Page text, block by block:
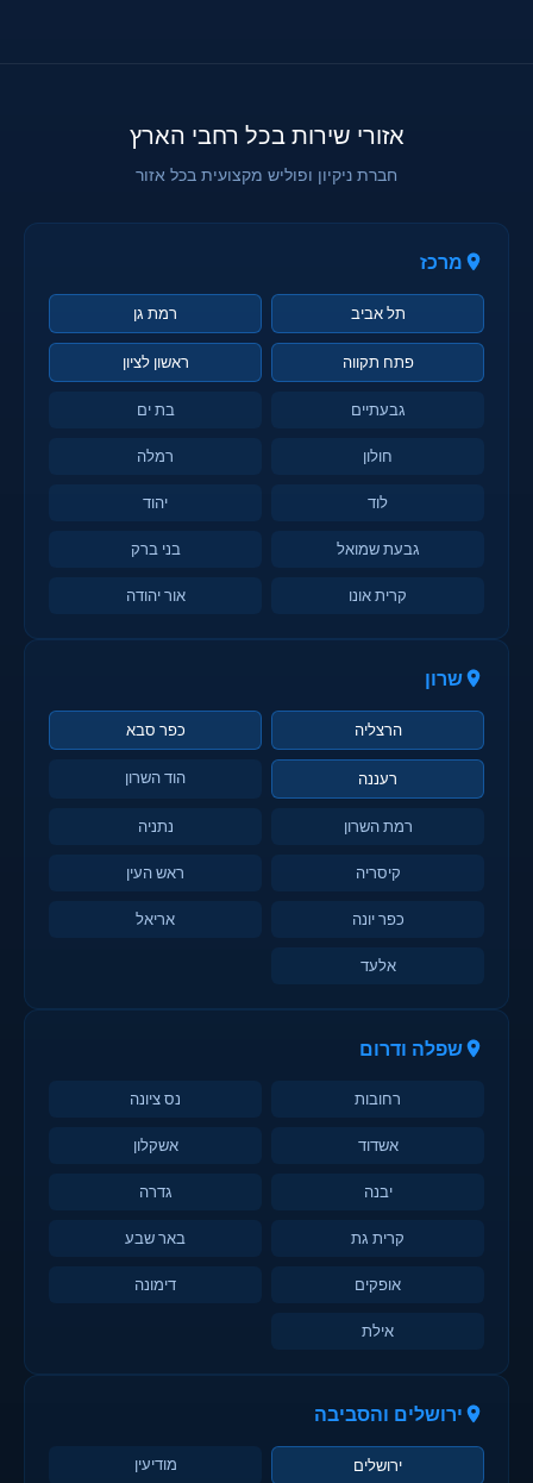
אזורי שירות בכל רחבי הארץ
חברת ניקיון ופוליש מקצועית בכל אזור
מרכז
תל אביב רמת גן
פתח תקווה ראשון לציון
גבעתיים בת ים
חולון רמלה
לוד יהוד
גבעת שמואל בני ברק
קרית אונו אור יהודה
שרון
הרצליה כפר סבא
רעננה הוד השרון
רמת השרון נתניה
קיסריה ראש העין
כפר יונה אריאל
אלעד
שפלה ודרום
רחובות נס ציונה
אשדוד אשקלון
יבנה גדרה
קרית גת באר שבע
אופקים דימונה
אילת
ירושלים והסביבה
ירושלים מודיעין